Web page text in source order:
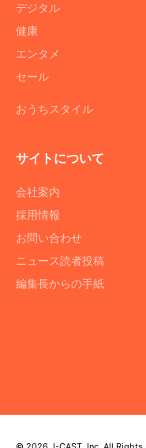
デジタル
健康
エンタメ
セール
おうちスタイル
サイトについて
会社案内
採用情報
お問い合わせ
ニュース読者投稿
編集長からの手紙